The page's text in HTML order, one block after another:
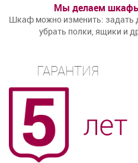
Мы делаем шкафы
Шкаф можно изменить: задать
убрать полки, ящики и
ГАРАНТИЯ